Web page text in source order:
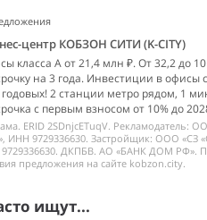
центр КОБЗОН СИТИ (K-CITY)
класса А от 21,4 млн ₽. От 32,2 до
на 3 года. Инвестиции в офисы
годовых! 2 станции метро рядом, 1
с первым взносом от 10% до
ERID 2SDnjcETuqV. Рекламодатель:
ИНН 9729336630. Застройщик: ООО «СЗ
ДКПБВ. АО «БАНК ДОМ РФ».
предложения на сайте kobzon.city.
ищут...